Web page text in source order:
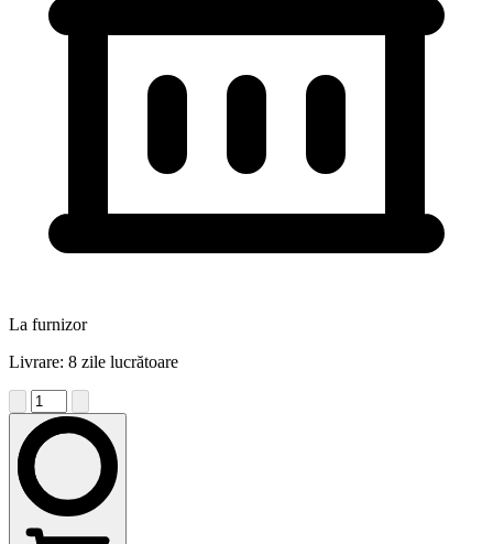
La furnizor
Livrare: 8 zile lucrătoare